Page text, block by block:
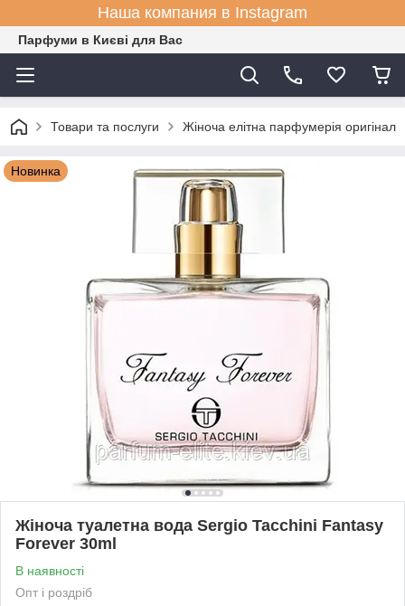
Наша компания в Instagram
Парфуми в Києві для Вас
Товари та послуги Жіноча елітна парфумерія оригінал
Новинка
Жіноча туалетна вода Sergio Tacchini Fantasy
Forever 30ml
В наявності
Опт і роздріб